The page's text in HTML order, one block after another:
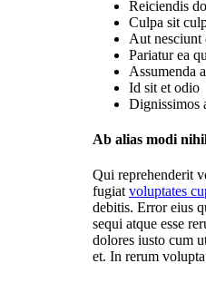
Reiciendis
Culpa sit
Aut nesciunt
Pariatur ea
Assumenda
Id sit et odio
Dignissimos
Ab alias modi
Qui reprehenderit
fugiatvoluptates
debitis. Error eius
sequi atque esse
dolores iusto cum
et. In rerum